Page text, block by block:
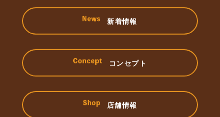
新着情報
コンセプト
店舗情報